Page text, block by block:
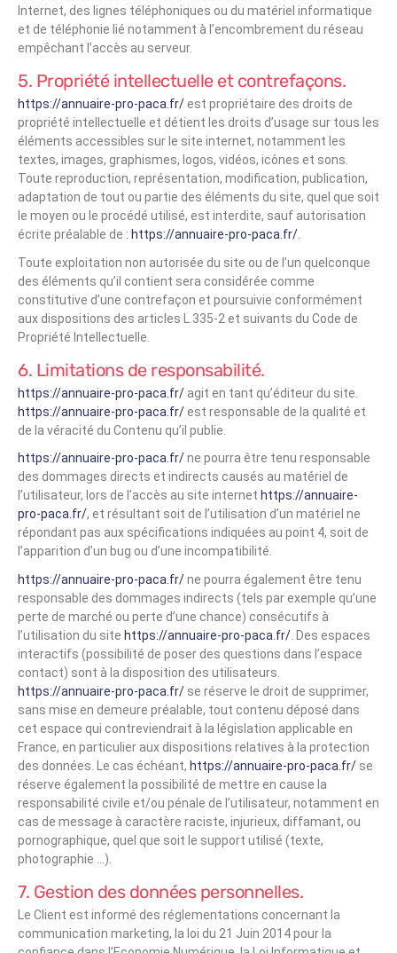
Internet, des lignes téléphoniques ou du matériel informatique
et de téléphonie lié notamment à l’encombrement du réseau
empêchant l’accès au serveur.
5. Propriété intellectuelle et contrefaçons.
https://annuaire-pro-paca.fr/est propriétaire des droits de
propriété intellectuelle et détient les droits d’usage sur tous les
éléments accessibles sur le site internet, notamment les
textes, images, graphismes, logos, vidéos, icônes et sons.
Toute reproduction, représentation, modification, publication,
adaptation de tout ou partie des éléments du site, quel que soit
le moyen ou le procédé utilisé, est interdite, sauf autorisation
écrite préalable de : https://annuaire-pro-paca.fr/
Toute exploitation non autorisée du site ou de l’un quelconque
des éléments qu’il contient sera considérée comme
constitutive d’une contrefaçon et poursuivie conformément
aux dispositions des articles L.335-2 et suivants du Code de
Propriété Intellectuelle.
6. Limitations de responsabilité.
https://annuaire-pro-paca.fr/ agit en tant qu’éditeur du site.
https://annuaire-pro-paca.fr/est responsable de la qualité et
de la véracité du Contenu qu’il publie.
https://annuaire-pro-paca.fr/ne pourra être tenu responsable
des dommages directs et indirects causés au matériel de
l’utilisateur, lors de l’accès au site internet https://annuaire-
pro-paca.fr/, et résultant soit de l’utilisation d’un matériel ne
répondant pas aux spécifications indiquées au point 4, soit de
l’apparition d’un bug ou d’une incompatibilité.
https://annuaire-pro-paca.fr/ne pourra également être tenu
responsable des dommages indirects (tels par exemple qu’une
perte de marché ou perte d’une chance) consécutifs à
l’utilisation du site https://annuaire-pro-paca.fr/ . Des espaces
interactifs (possibilité de poser des questions dans l’espace
contact) sont à la disposition des utilisateurs.
https://annuaire-pro-paca.fr/ se réserve le droit de supprimer,
sans mise en demeure préalable, tout contenu déposé dans
cet espace qui contreviendrait à la législation applicable en
France, en particulier aux dispositions relatives à la protection
des données. Le cas échéant, https://annuaire-pro-paca.fr/ se
réserve également la possibilité de mettre en cause la
responsabilité civile et/ou pénale de l’utilisateur, notamment en
cas de message à caractère raciste, injurieux, diffamant, ou
pornographique, quel que soit le support utilisé (texte,
photographie …).
7. Gestion des données personnelles.
Le Client est informé des réglementations concernant la
communication marketing, la loi du 21 Juin 2014 pour la